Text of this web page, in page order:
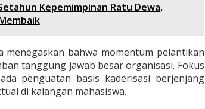
Kepemimpinan Ratu Dewa,
menegaskan bahwa momentum pelantikan
tanggung jawab besar organisasi. Fokus
penguatan basis kaderisasi berjenjang
di kalangan mahasiswa.